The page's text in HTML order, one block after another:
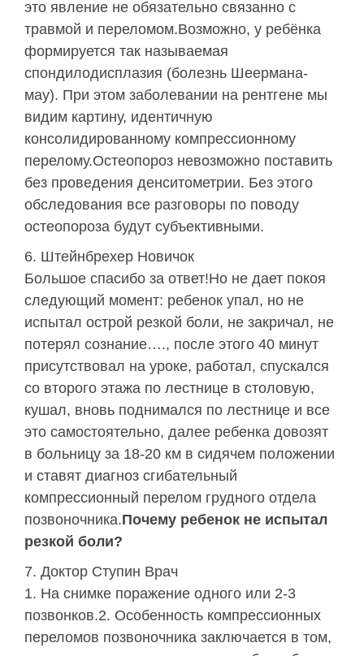
это явление не обязательно связанно с
травмой и переломом.Возможно, у ребёнка
формируется так называемая
спондилодисплазия (болезнь Шеермана-
мау). При этом заболевании на рентгене мы
видим картину, идентичную
консолидированному компрессионному
перелому.Остеопороз невозможно поставить
без проведения денситометрии. Без этого
обследования все разговоры по поводу
остеопороза будут субъективными.
Штейнбрехер Новичок
Большое спасибо за ответ!Но не дает покоя
следующий момент: ребенок упал, но не
испытал острой резкой боли, не закричал, не
потерял сознание…., после этого 40 минут
присутствовал на уроке, работал, спускался
со второго этажа по лестнице в столовую,
кушал, вновь поднимался по лестнице и все
это самостоятельно, далее ребенка довозят
в больницу за 18-20 км в сидячем положении
и ставят диагноз сгибательный
компрессионный перелом грудного отдела
позвоночника.Почему ребенок не испытал
резкой боли?
Доктор Ступин Врач
1. На снимке поражение одного или 2-3
позвонков.2. Особенность компрессионных
переломов позвоночника заключается в том,